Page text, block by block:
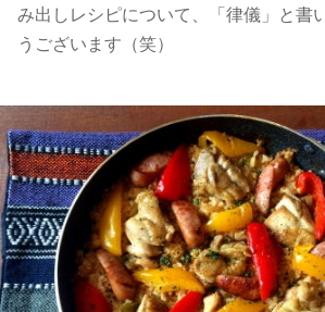
み出しレシピについて、「律儀」と書
うございます（笑）